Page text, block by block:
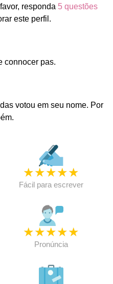
responda 5 questões
este perfil.
connocer pas.
votou em seu nome. Por
★★★★★
Fácil para escrever
★★★★★
Pronúncia